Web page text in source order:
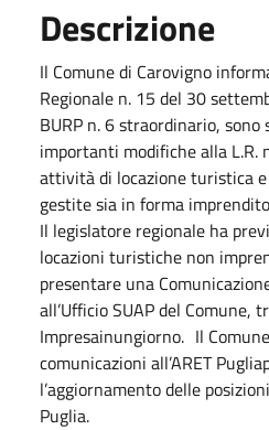
Descrizione
Il Comune di Carovigno
Regionale n. 15 del 30
BURP n. 6 straordinario,
importanti modifiche alla
attività di locazione turistica
gestite sia in forma
Il legislatore regionale ha
locazioni turistiche non
presentare una
all’Ufficio SUAP del Comune,
Impresainungiorno. Il
comunicazioni all’ARET
l’aggiornamento delle
Puglia.